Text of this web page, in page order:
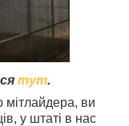
тут.
мітлайдера, ви
у штаті в нас